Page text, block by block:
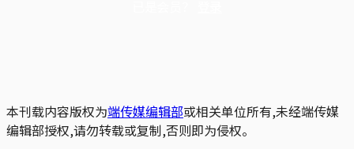
本刊载内容版权为端传媒编辑部或相关单位所有,未经端传媒
编辑部授权,请勿转载或复制,否则即为侵权。